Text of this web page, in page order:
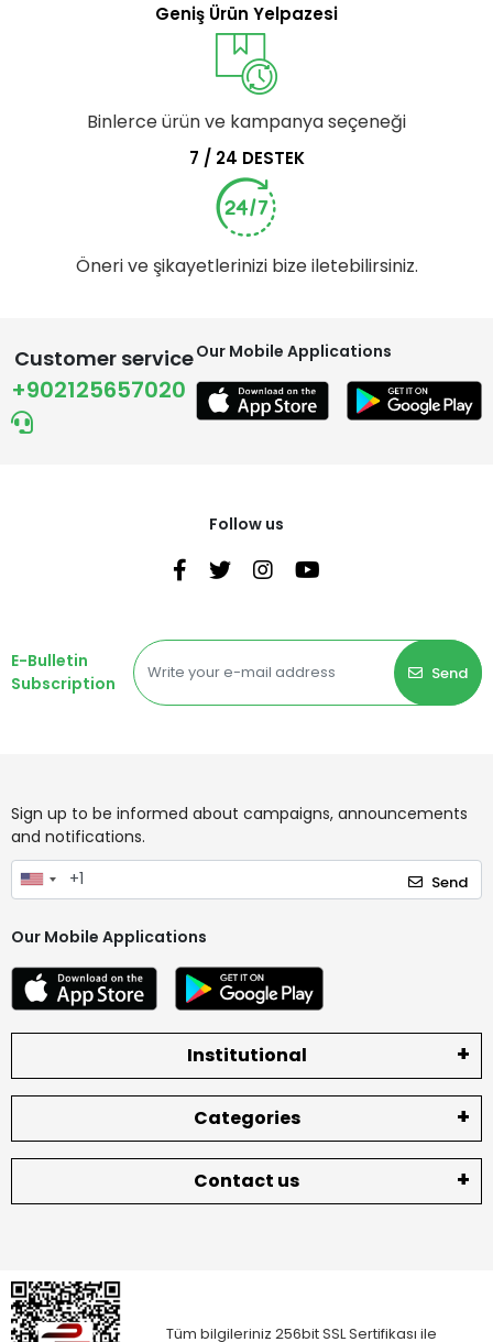
Geniş Ürün Yelpazesi
Binlerce ürün ve kampanya seçeneği
7 / 24 DESTEK
Öneri ve şikayetlerinizi bize iletebilirsiniz.
Customer service
+902125657020
Our Mobile Applications
Follow us
E-Bulletin
Subscription
Send
Sign up to be informed about campaigns, announcements
and notifications.
Send
Our Mobile Applications
Institutional
Categories
Contact us
Tüm bilgileriniz 256bit SSL Sertifikası ile